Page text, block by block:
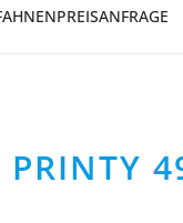
PREISANFRAGE
PRINTY